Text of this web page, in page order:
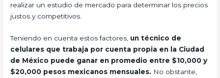
realizar un estudio de mercado para determinar los precios
justos y competitivos.
Teniendo en cuenta estos factores, un técnico de
celulares que trabaja por cuenta propia en la Ciudad
de México puede ganar en promedio entre $10,000 y
$20,000 pesos mexicanos mensuales. No obstante,